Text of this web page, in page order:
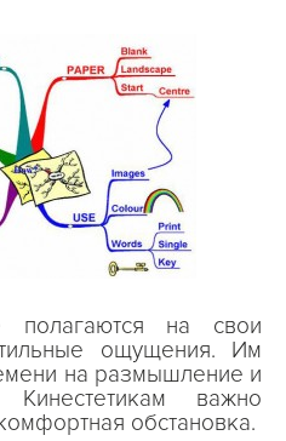
полагаются на свои
ощущения. Им
на размышление и
важно
обстановка.